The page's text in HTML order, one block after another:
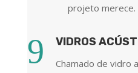
projeto merece.
9 VIDROS
Chamado de vidro